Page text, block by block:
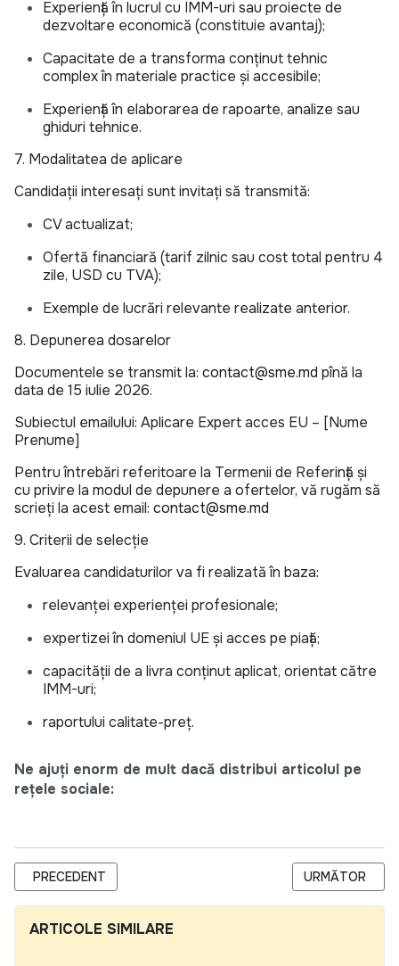
Experiență în lucrul cu IMM-uri sau proiecte de
dezvoltare economică (constituie avantaj);
Capacitate de a transforma conținut tehnic
complex în materiale practice și accesibile;
Experiență în elaborarea de rapoarte, analize sau
ghiduri tehnice.
7. Modalitatea de aplicare
Candidații interesați sunt invitați să transmită:
CV actualizat;
Ofertă financiară (tarif zilnic sau cost total pentru 4
zile, USD cu TVA);
Exemple de lucrări relevante realizate anterior.
8. Depunerea dosarelor
Documentele se transmit la: contact@sme.md pînă la
data de 15 iulie 2026.
Subiectul emailului: Aplicare Expert acces EU – [Nume
Prenume]
Pentru întrebări referitoare la Termenii de Referință și
cu privire la modul de depunere a ofertelor, vă rugăm să
scrieți la acest email: contact@sme.md
9. Criterii de selecție
Evaluarea candidaturilor va fi realizată în baza:
relevanței experienței profesionale;
expertizei în domeniul UE și acces pe piață;
capacității de a livra conținut aplicat, orientat către
IMM-uri;
raportului calitate-preț.
Ne ajuți enorm de mult dacă distribui articolul pe
rețele sociale:
ARTICOL PRECEDENT: EXTINDEREA TERMENULUI CERERII
PRECEDENT ARTICOLUL
URMĂTOR
ARTICOLE SIMILARE